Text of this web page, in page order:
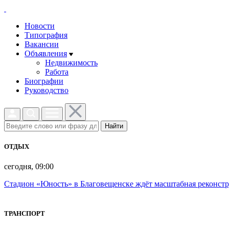
Новости
Типография
Вакансии
Объявления
Недвижимость
Работа
Биографии
Руководство
Найти
ОТДЫХ
сегодня, 09:00
Стадион «Юность» в Благовещенске ждёт масштабная
ТРАНСПОРТ